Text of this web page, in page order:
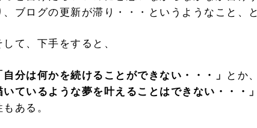
、ブログの更新が滞り・・・というようなこと、
して、下手をすると、
自分は何かを続けることができない・・・」 とか、
いているような夢を叶えることはできない・・・」
もある。